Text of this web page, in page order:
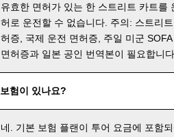
유효한 면허가 있는 한 스트리트 카트를
허로 운전할 수 없습니다. 주의: 스트리
허증, 국제 운전 면허증, 주일 미군
면허증과 일본 공인 번역본이 필요합니
보험이 있나요?
네. 기본 보험 플랜이 투어 요금에 포함